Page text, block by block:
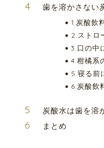
歯を溶かさない
1.炭酸飲
2.ストロ
3.口の中
4.柑橘系
5.寝る前
6.炭酸飲
炭酸水は歯を溶
まとめ